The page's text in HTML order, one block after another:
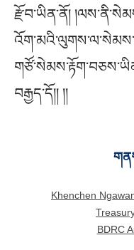
རྫོབ་ཡིན་ནོ།
བརྒྱད་དོ།། །།
Khenchen
BDRC